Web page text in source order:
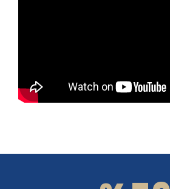
2
4
0
1
2